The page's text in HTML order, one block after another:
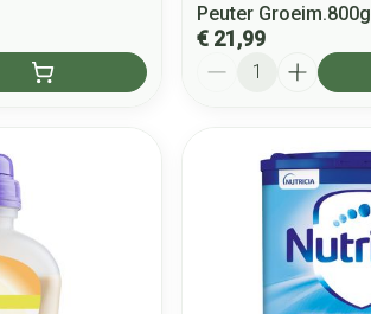
Peuter Groeim.800g
€ 21,99